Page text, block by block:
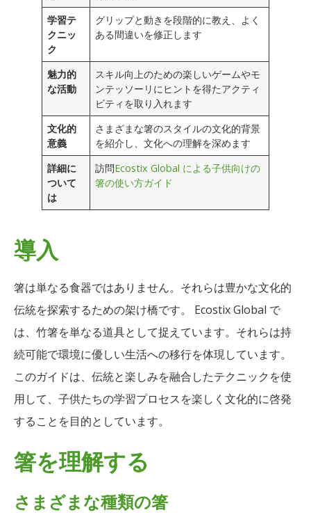
学習テ
クニッ
ク
グリップと動きを段階的に教え、よく
ある間違いを修正します
魅力的
な活動
スキル向上のための楽しいゲームやモ
ンテッソーリにヒントを得たアクティ
ビティを取り入れます
文化的
意義
さまざまな箸のスタイルの文化的背景
を紹介し、文化への理解を深めます
詳細に
ついて
は
訪問Ecostix Global による子供向けの
箸の使い方ガイド
導入
箸は単なる食器ではありません。それらは豊かな文化的
伝統を探索するための架け橋です。 Ecostix Global で
は、竹箸を単なる道具として捉えています。それらは持
続可能で環境に優しい生活への移行を体現しています。
このガイドは、伝統と楽しみを融合したテクニックを使
用して、子供たちの学習プロセスを楽しく文化的に啓発
することを目的としています。
箸を理解する
さまざまな種類の箸